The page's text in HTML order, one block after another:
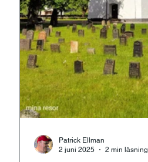
Patrick Ellman
2 juni 2025
2 min läsning